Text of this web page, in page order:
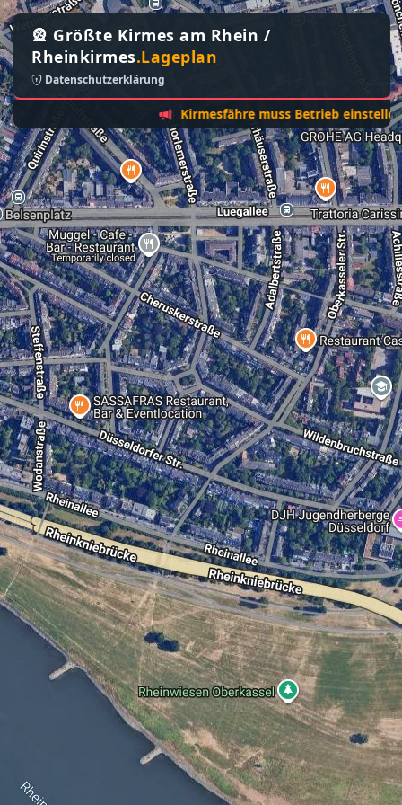
🎡 Größte Kirmes am Rhein /
Rheinkirmes.Lageplan
Datenschutzerklärung
Kirmesfähre muss Betrieb einstellen -